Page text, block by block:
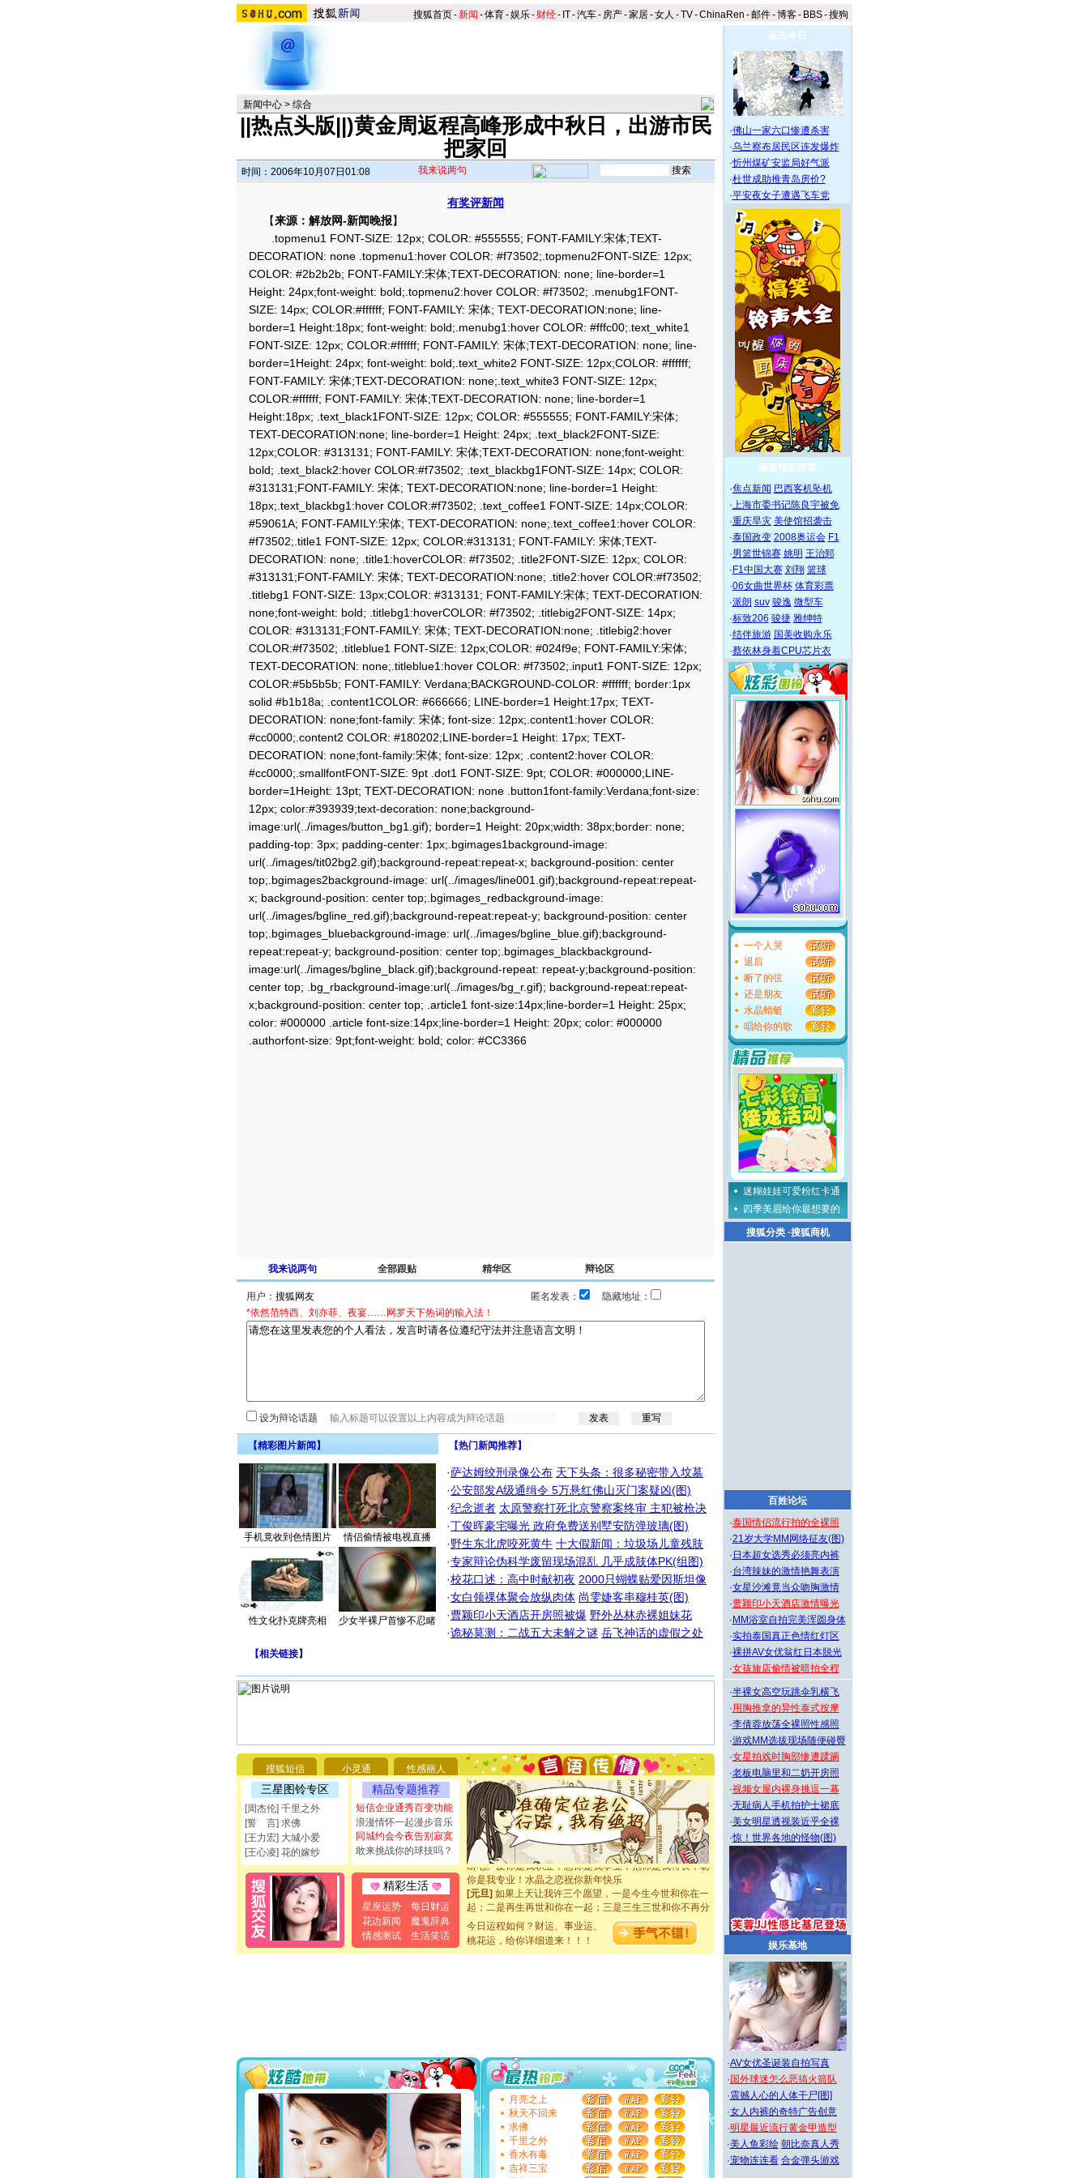
搜狐首页-新闻 -体育-娱乐- 财经- IT-汽车- 房产-家居-女人 -TV-ChinaRen -邮件-博客- BBS-搜狗
新闻中心 > 综合
||热点头版||)黄金周返程高峰形成中秋日，出游市民
把家回
时间：2006年10月07日01:08 我来说两句
有奖评新闻
【来源：解放网-新闻晚报】
.topmenu1 FONT-SIZE: 12px; COLOR: #555555; FONT-FAMILY:宋体;TEXT-
DECORATION: none .topmenu1:hover COLOR: #f73502;.topmenu2FONT-SIZE: 12px;
COLOR: #2b2b2b; FONT-FAMILY:宋体;TEXT-DECORATION: none; line-border=1
Height: 24px;font-weight: bold;.topmenu2:hover COLOR: #f73502; .menubg1FONT-
SIZE: 14px; COLOR:#ffffff; FONT-FAMILY: 宋体; TEXT-DECORATION:none; line-
border=1 Height:18px; font-weight: bold;.menubg1:hover COLOR: #fffc00;.text_white1
FONT-SIZE: 12px; COLOR:#ffffff; FONT-FAMILY: 宋体;TEXT-DECORATION: none; line-
border=1Height: 24px; font-weight: bold;.text_white2 FONT-SIZE: 12px;COLOR: #ffffff;
FONT-FAMILY: 宋体;TEXT-DECORATION: none;.text_white3 FONT-SIZE: 12px;
COLOR:#ffffff; FONT-FAMILY: 宋体;TEXT-DECORATION: none; line-border=1
Height:18px; .text_black1FONT-SIZE: 12px; COLOR: #555555; FONT-FAMILY:宋体;
TEXT-DECORATION:none; line-border=1 Height: 24px; .text_black2FONT-SIZE:
12px;COLOR: #313131; FONT-FAMILY: 宋体;TEXT-DECORATION: none;font-weight:
bold; .text_black2:hover COLOR:#f73502; .text_blackbg1FONT-SIZE: 14px; COLOR:
#313131;FONT-FAMILY: 宋体; TEXT-DECORATION:none; line-border=1 Height:
18px;.text_blackbg1:hover COLOR:#f73502; .text_coffee1 FONT-SIZE: 14px;COLOR:
#59061A; FONT-FAMILY:宋体; TEXT-DECORATION: none;.text_coffee1:hover COLOR:
#f73502;.title1 FONT-SIZE: 12px; COLOR:#313131; FONT-FAMILY: 宋体;TEXT-
DECORATION: none; .title1:hoverCOLOR: #f73502; .title2FONT-SIZE: 12px; COLOR:
#313131;FONT-FAMILY: 宋体; TEXT-DECORATION:none; .title2:hover COLOR:#f73502;
.titlebg1 FONT-SIZE: 13px;COLOR: #313131; FONT-FAMILY:宋体; TEXT-DECORATION:
none;font-weight: bold; .titlebg1:hoverCOLOR: #f73502; .titlebig2FONT-SIZE: 14px;
COLOR: #313131;FONT-FAMILY: 宋体; TEXT-DECORATION:none; .titlebig2:hover
COLOR:#f73502; .titleblue1 FONT-SIZE: 12px;COLOR: #024f9e; FONT-FAMILY:宋体;
TEXT-DECORATION: none;.titleblue1:hover COLOR: #f73502;.input1 FONT-SIZE: 12px;
COLOR:#5b5b5b; FONT-FAMILY: Verdana;BACKGROUND-COLOR: #ffffff; border:1px
solid #b1b18a; .content1COLOR: #666666; LINE-border=1 Height:17px; TEXT-
DECORATION: none;font-family: 宋体; font-size: 12px;.content1:hover COLOR:
#cc0000;.content2 COLOR: #180202;LINE-border=1 Height: 17px; TEXT-
DECORATION: none;font-family:宋体; font-size: 12px; .content2:hover COLOR:
#cc0000;.smallfontFONT-SIZE: 9pt .dot1 FONT-SIZE: 9pt; COLOR: #000000;LINE-
border=1Height: 13pt; TEXT-DECORATION: none .button1font-family:Verdana;font-size:
12px; color:#393939;text-decoration: none;background-
image:url(../images/button_bg1.gif); border=1 Height: 20px;width: 38px;border: none;
padding-top: 3px; padding-center: 1px;.bgimages1background-image:
url(../images/tit02bg2.gif);background-repeat:repeat-x; background-position: center
top;.bgimages2background-image: url(../images/line001.gif);background-repeat:repeat-
x; background-position: center top;.bgimages_redbackground-image:
url(../images/bgline_red.gif);background-repeat:repeat-y; background-position: center
top;.bgimages_bluebackground-image: url(../images/bgline_blue.gif);background-
repeat:repeat-y; background-position: center top;.bgimages_blackbackground-
image:url(../images/bgline_black.gif);background-repeat: repeat-y;background-position:
center top; .bg_rbackground-image:url(../images/bg_r.gif); background-repeat:repeat-
x;background-position: center top; .article1 font-size:14px;line-border=1 Height: 25px;
color: #000000 .article font-size:14px;line-border=1 Height: 20px; color: #000000
.authorfont-size: 9pt;font-weight: bold; color: #CC3366
我来说两句 全部跟贴 精华区 辩论区
用户： 匿名发表：
隐藏地址：
*依然范特西、刘亦菲、夜宴……网罗天下热词的输入法！
设为辩论话题
【精彩图片新闻】
手机竟收到色情图片 情侣偷情被电视直播
性文化扑克牌亮相 少女半裸尸首惨不忍睹
【热门新闻推荐】
·萨达姆绞刑录像公布 天下头条：很多秘密带入坟墓
·公安部发A级通缉令 5万悬红佛山灭门案疑凶(图)
·纪念逝者 太原警察打死北京警察案终审 主犯被枪决
·丁俊晖豪宅曝光 政府免费送别墅安防弹玻璃(图)
·野生东北虎咬死黄牛 十大假新闻：垃圾场儿童残肢
·专家辩论伪科学废留现场混乱 几乎成肢体PK(组图)
·校花口述：高中时献初夜 2000只蝴蝶贴爱因斯坦像
·女白领祼体聚会放纵肉体 尚雯婕客串穆桂英(图)
·曹颖印小天酒店开房照被爆 野外丛林赤裸姐妹花
·诡秘莫测：二战五大未解之谜 岳飞神话的虚假之处
【相关链接】
搜狐短信 小灵通 性感丽人
三星图铃专区
[周杰伦] 千里之外
[誓 言] 求佛
[王力宏] 大城小爱
[王心凌] 花的嫁纱
精品专题推荐
短信企业通秀百变功能
浪漫情怀一起漫步音乐
同城约会今夜告别寂寞
敢来挑战你的球技吗？
精彩生活
星座运势
每日财运
花边新闻
魔鬼辞典
情感测试
生活笑话
你太多，只有给你五千万：千万快乐！千万要健康！千万
要平安！千万要知足！千万不要忘记我！
[圣诞节]不只这样的日子才会想起你,而是这样的日子才
能正大光明地骚扰你,告诉你,圣诞要快乐!新年要快乐!天天
都要快乐噢!
[圣诞节]奉上一颗祝福的心,在这个特别的日子里,愿幸福,
如意,快乐,鲜花,一切美好的祝愿与你同在.圣诞快乐!
[元旦]看到你我会触电；看不到你我要充电；没有你我会
断电。爱你是我职业，想你是我事业，抱你是我特长，吻
你是我专业！水晶之恋祝你新年快乐
[元旦]如果上天让我许三个愿望，一是今生今世和你在一
起；二是再生再世和你在一起；三是三生三世和你不再分
离。水晶之恋祝你新年快乐
[元旦]当我狠下心扭头离去那一刻，你在我身后无助地哭
泣，这痛楚让我明白我多么爱你。我转身抱住你：这猪不
卖了。水晶之恋祝你新年快乐。
你太多，只有给你五千万：千万快乐！千万要健康！千万
要平安！千万要知足！千万不要忘记我！
[圣诞节]不只这样的日子才会想起你,而是这样的日子才
能正大光明地骚扰你,告诉你,圣诞要快乐!新年要快乐!天天
都要快乐噢!
[圣诞节]
奉上一颗祝福的心,在这个特别的日子里,愿幸福,
如意,快乐,鲜花,一切美好的祝愿与你同在.圣诞快乐!
[元旦]
看到你我会触电；看不到你我要充电；没有你我会
断电。爱你是我职业，想你是我事业，抱你是我特长，吻
今日运程如何？财运、事业运、
桃花运，给你详细道来！！！
月亮之上
秋天不回来
求佛
千里之外
香水有毒
吉祥三宝
点击今日
·佛山一家六口惨遭杀害
·乌兰察布居民区连发爆炸
·忻州煤矿安监局好气派
·杜世成助推青岛房价?
·平安夜女子遭遇飞车党
频道精彩推荐
·焦点新闻 巴西客机坠机
·上海市委书记陈良宇被免
·重庆旱灾 美使馆招袭击
·泰国政变 2008奥运会 F1
·男篮世锦赛 姚明 王治郅
· F1中国大赛 刘翔 篮球
·06女曲世界杯 体育彩票
·派朗 suv 骏逸 微型车
·标致206 骏捷 雅绅特
·结伴旅游 国美收购永乐
·蔡依林身着CPU芯片衣
一个人哭
退后
断了的弦
还是朋友
水晶蜻蜓
唱给你的歌
迷糊娃娃可爱粉红卡通
四季美眉给你最想要的
搜狐分类·搜狐商机
百姓论坛
·泰国情侣流行拍的全裸照
·21岁大学MM网络征友(图)
· 日本超女选秀必须亮内裤
·台湾辣妹的激情艳舞表演
·女星沙滩竟当众吻胸激情
·曹颖印小天酒店激情曝光
· MM浴室自拍完美浑圆身体
·实拍泰国真正色情红灯区
·裸拼AV女优翁红日本脱光
·女孩旅店偷情被暗拍全程
·半裸女高空玩跳伞乳横飞
·用胸推拿的异性泰式按摩
·李倩蓉放荡全裸照性感照
·游戏MM选拔现场随便碰臀
·女星拍戏时胸部惨遭蹂躏
·老板电脑里和二奶开房照
·视频女屋内裸身挑逗一幕
·无耻病人手机拍护士裙底
·美女明星透视装近乎全裸
·惊！世界各地的怪物(图)
娱乐基地
·AV女优圣诞装自拍写真
· 国外球迷怎么恶搞火箭队
·震撼人心的人体干尸[图]
·女人内裤的奇特广告创意
·明星最近流行黄金甲造型
·美人鱼彩绘 朝比奈真人秀
·宠物连连看 合金弹头游戏